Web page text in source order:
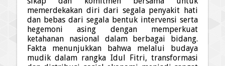
memerdekakan diri dari segala penyakit hati
dan bebas dari segala bentuk intervensi serta
hegemoni asing dengan memperkuat
ketahanan nasional dalam berbagai bidang.
Fakta menunjukkan bahwa melalui budaya
mudik dalam rangka Idul Fitri, transformasi